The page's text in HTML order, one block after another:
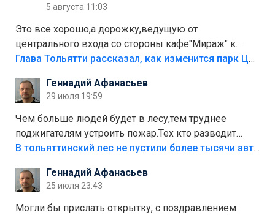
5 августа 11:03
Это все хорошо,а дорожку,ведущую от
центрального входа со стороны кафе"Мираж" к
аттракционам слабо доделать?А то бордюры
лежала в парке и испортилась.Да еще,видимо,часть
украли.
Глава Тольятти рассказал, как изменится парк Центрального района
Геннадий Афанасьев
29 июля 19:59
Чем больше людей будет в лесу,тем труднее
поджигателям устроить пожар.Тех кто разводит
костры,тех надо безбожно штрафовать.Камер полно
Штрафы мизерные.
В тольяттинский лес не пустили более тысячи автомобилей
Геннадий Афанасьев
25 июля 23:43
Могли бы прислать открытку, с поздравлением